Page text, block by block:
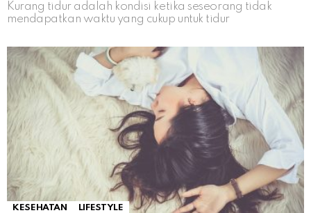
Kurang tidur adalah kondisi ketika seseorang tidak
mendapatkan waktu yang cukup untuk tidur
KESEHATAN LIFESTYLE